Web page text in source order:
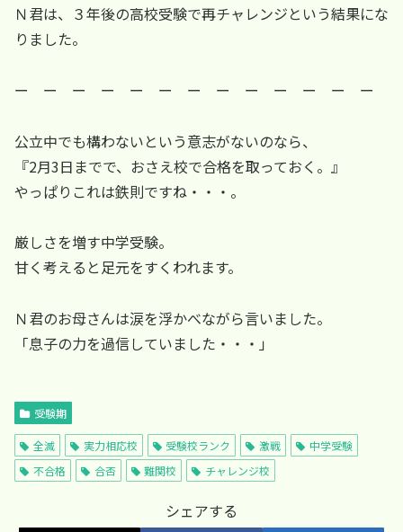
Ｎ君は、３年後の高校受験で再チャレンジという結果にな
りました。
ー ー ー ー ー ー ー ー ー ー ー ー ー
公立中でも構わないという意志がないのなら、
『2月3日までで、おさえ校で合格を取っておく。』
やっぱりこれは鉄則ですね・・・。
厳しさを増す中学受験。
甘く考えると足元をすくわれます。
Ｎ君のお母さんは涙を浮かべながら言いました。
「息子の力を過信していました・・・」
受験期
全滅 実力相応校 受験校ランク 激戦
中学受験
不合格
合否 難関校 チャレンジ校
シェアする